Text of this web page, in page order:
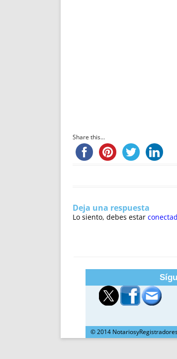
Share this...
Deja una respuesta
Lo siento, debes estar
© 2014